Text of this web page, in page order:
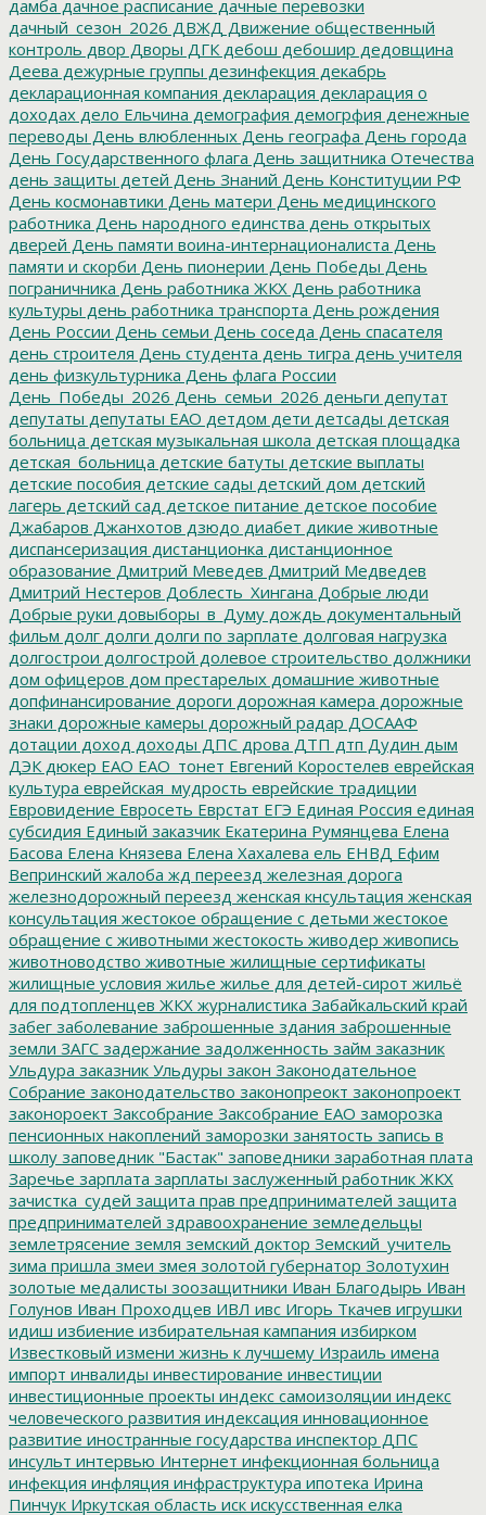
дамба дачное расписание дачные перевозки
дачный_сезон_2026 ДВЖД Движение общественный
контроль двор Дворы ДГКдебош дебошир дедовщина
Деева дежурные группы дезинфекция декабрь
декларационная компания декларация декларация о
доходах дело Ельчина демография демогрфия денежные
переводы День влюбленных День географа День города
День Государственного флага День защитника Отечества
день защиты детей День Знаний День Конституции РФ
День космонавтики День матери День медицинского
работника День народного единства день открытых
дверей День памяти воина-интернационалиста День
памяти и скорби День пионерии День Победы День
пограничника День работника ЖКХ День работника
культуры день работника транспорта День рождения
День России День семьи День соседа День спасателя
день строителя День студента день тигра день учителя
день физкультурника День флага России
День_Победы_2026 День_семьи_2026 деньги депутат
депутаты депутаты ЕАО детдом дети детсады детская
больница детская музыкальная школа детская площадка
детская_больница детские батуты детские выплаты
детские пособия детские сады детский дом детский
лагерь детский сад детское питание детское пособие
Джабаров Джанхотов дзюдо диабет дикие животные
диспансеризация дистанционка дистанционное
образование Дмитрий Меведев Дмитрий Медведев
Дмитрий Нестеров Доблесть_Хингана Добрые люди
Добрые руки довыборы_в_Думу дождь документальный
фильм долг долги долги по зарплате долговая нагрузка
долгострои долгострой долевое строительство должники
дом офицеров дом престарелых домашние животные
допфинансирование дороги дорожная камера дорожные
знаки дорожные камеры дорожный радар ДОСААФ
дотации доход доходы ДПС дрова ДТП дтп Дудин дым
ДЭКдюкер ЕАО ЕАО_тонет Евгений Коростелев еврейская
культура еврейская_мудрость еврейские традиции
Евровидение Евросеть Еврстат ЕГЭ Единая Россия единая
субсидия Единый заказчик Екатерина Румянцева Елена
Басова Елена Князева Елена Хахалева ель ЕНВД Ефим
Вепринский жалоба жд переезд железная дорога
железнодорожный переезд женская кнсультация женская
консультация жестокое обращение с детьми жестокое
обращение с животными жестокость живодер живопись
животноводство животные жилищные сертификаты
жилищные условия жилье жилье для детей-сирот жильё
для подтопленцев ЖКХ журналистика Забайкальский край
забег заболевание заброшенные здания заброшенные
земли ЗАГС задержание задолженность займ заказник
Ульдура заказник Ульдуры закон Законодательное
Собрание законодательство законопреокт законопроект
законороект Заксобрание Заксобрание ЕАО заморозка
пенсионных накоплений заморозки занятость запись в
школу заповедник "Бастак" заповедники заработная плата
Заречье зарплата зарплаты заслуженный работник ЖКХ
зачистка_судей защита прав предпринимателей защита
предпринимателей здравоохранение земледельцы
землетрясение земля земский доктор Земский_учитель
зима пришла змеи змея золотой губернатор Золотухин
золотые медалисты зоозащитники Иван Благодырь Иван
Голунов Иван Проходцев ИВЛ ивс Игорь Ткачев игрушки
идиш избиение избирательная кампания избирком
Известковый измени жизнь к лучшему Израиль имена
импорт инвалиды инвестирование инвестиции
инвестиционные проекты индекс самоизоляции индекс
человеческого развития индексация инновационное
развитие иностранные государства инспектор ДПС
инсульт интервью Интернет инфекционная больница
инфекция инфляция инфраструктура ипотека Ирина
Пинчук Иркутская область иск искусственная елка